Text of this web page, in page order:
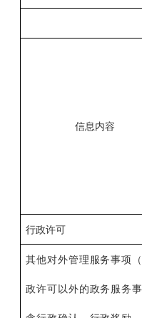
信息内容
行政许可
其他对外管理服务事项
政许可以外的政务服务事